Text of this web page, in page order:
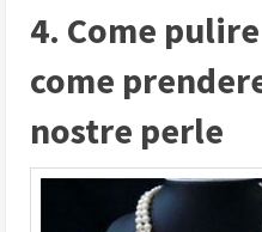
4. Come
come
nostre perle